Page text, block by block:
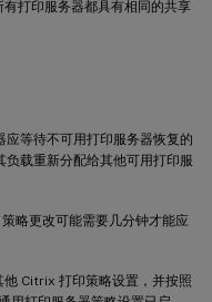
打印服务器都具有相同的共享
应等待不可用打印服务器恢复的
载重新分配给其他可用打印服
略更改可能需要几分钟才能应
他 Citrix 打印策略设置，并按照